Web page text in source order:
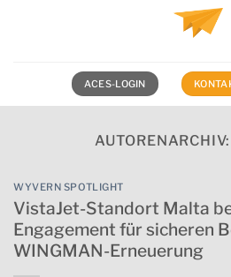
ACES-LOGIN
WYVERN SPOTLIGHT
VistaJet-Standort Malta
Engagement für sicheren
WINGMAN-Erneuerung